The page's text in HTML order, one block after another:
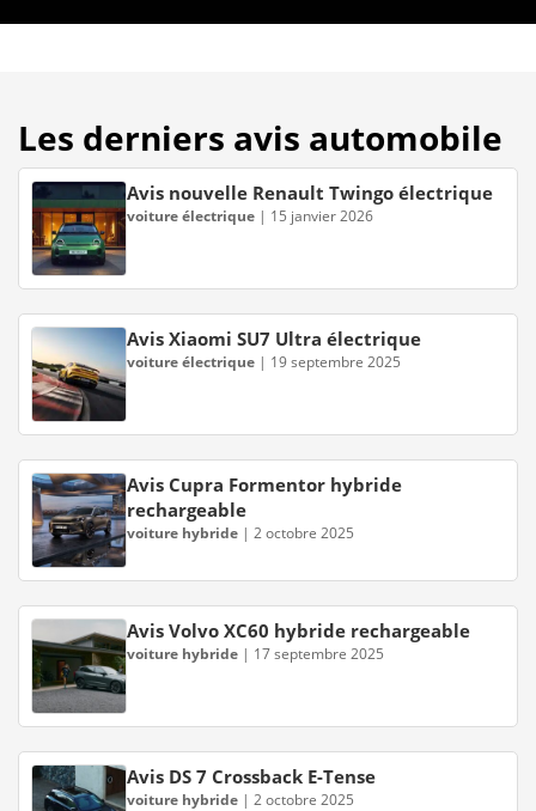
Les derniers avis automobile
Avis nouvelle Renault Twingo électrique
voiture électrique | 15 janvier 2026
Avis Xiaomi SU7 Ultra électrique
voiture électrique | 19 septembre 2025
Avis Cupra Formentor hybride
rechargeable
voiture hybride | 2 octobre 2025
Avis Volvo XC60 hybride rechargeable
voiture hybride | 17 septembre 2025
Avis DS 7 Crossback E-Tense
voiture hybride | 2 octobre 2025